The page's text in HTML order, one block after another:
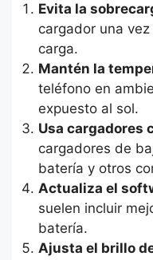
Evita la
cargador una
carga.
Mantén la
teléfono en
expuesto al sol.
Usa cargadores
cargadores de
batería y otros
Actualiza el
suelen incluir
batería.
Ajusta el brillo